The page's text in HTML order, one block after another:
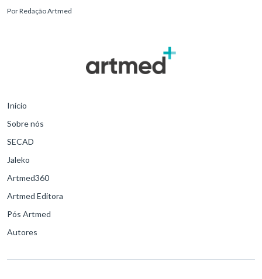
corpo e a mente não dão conta de se manterem ativos, o cognitivo
PorRedação Artmed
Início
Sobre nós
SECAD
Jaleko
Artmed360
Artmed Editora
Pós Artmed
Autores